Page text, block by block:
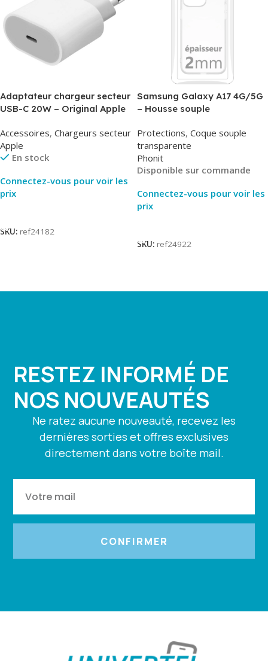
Adaptateur chargeur secteur
USB-C 20W – Original Apple
Accessoires, Chargeurs secteur
Apple
En stock
Connectez-vous pour voir les
prix
SKU: ref24182
Samsung Galaxy A17 4G/5G
– Housse souple
Protections, Coque souple
transparente
Phonit
Disponible sur commande
Connectez-vous pour voir les
prix
SKU: ref24922
RESTEZ INFORMÉ DE
NOS NOUVEAUTÉS
Ne ratez aucune nouveauté, recevez les
dernières sorties et offres exclusives
directement dans votre boîte mail.
CONFIRMER